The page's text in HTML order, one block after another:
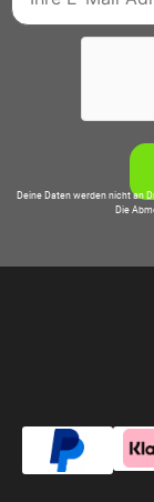
Deine Daten werden nicht an
Die